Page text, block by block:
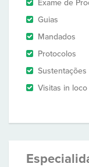
Exame de
Guias
Mandados
Protocolos
Sustentações
Visitas in loco